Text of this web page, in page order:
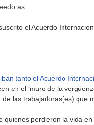
el Acuerdo
tanto el Acuerdo
en el ‘muro de la
las trabajadoras(es) que
quienes perdieron la vida